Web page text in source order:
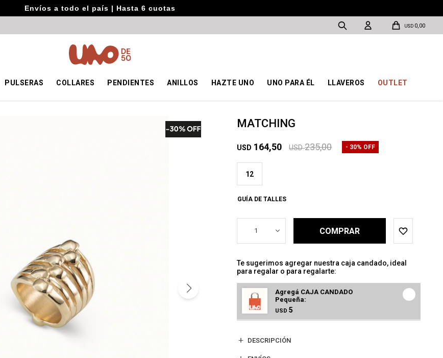
Envíos a todo el país | Hasta 6 cuotas
PULSERAS COLLARES PENDIENTES ANILLOS HAZTE UNO UNO PARA ÉL LLAVEROS OUTLET
USD 0,00
MATCHING
USD 164,50 USD 235,00 30
12
GUÍA DE TALLES
1 COMPRAR
Te sugerimos agregar nuestra caja candado, ideal
para regalar o para regalarte:
Agregá CAJA CANDADO
Pequeña:
USD 5
DESCRIPCIÓN